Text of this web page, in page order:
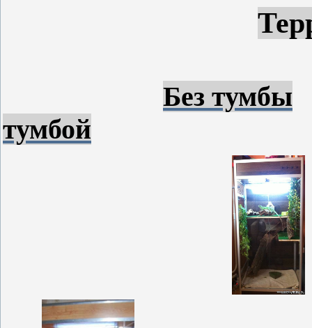
Без тумбы
тумбой